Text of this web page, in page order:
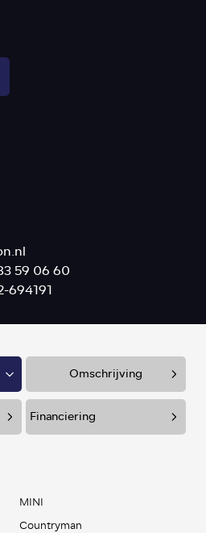
59 06 60
694191
Omschrijving
Financiering
MINI
Countryman